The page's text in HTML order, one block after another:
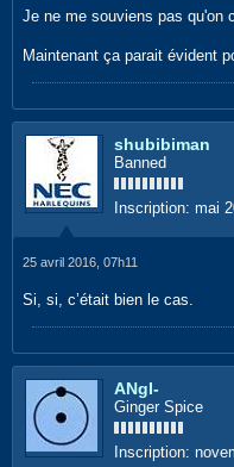
Je ne me souviens pas qu'on
Maintenant ça parait évident
shubibiman
Banned
Inscription: mai
25 avril 2016, 07h11
Si, si, c’était bien le cas.
ANgI-
Ginger Spice
Inscription: